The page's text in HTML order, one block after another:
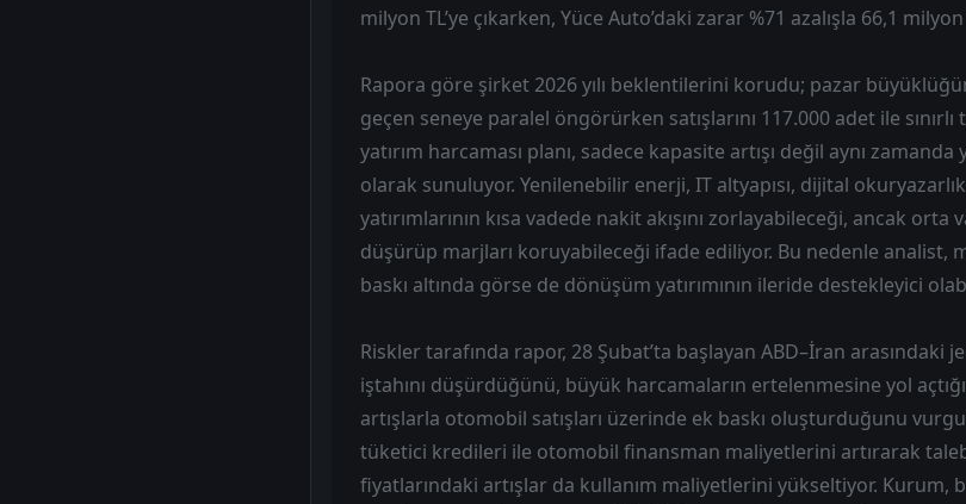
milyon TL’ye çıkarken, Yüce Auto’daki zarar %71 azalışla 66,1
Rapora göre şirket 2026 yılı beklentilerini korudu; pazar
geçen seneye paralel öngörürken satışlarını 117.000 adet ile
yatırım harcaması planı, sadece kapasite artışı değil aynı zamanda
olarak sunuluyor. Yenilenebilir enerji, IT altyapısı, dijital
yatırımlarının kısa vadede nakit akışını zorlayabileceği, ancak
düşürüp marjları koruyabileceği ifade ediliyor. Bu nedenle analist,
baskı altında görse de dönüşüm yatırımının ileride destekleyici
Riskler tarafında rapor, 28 Şubat’ta başlayan ABD–İran arasındaki
iştahını düşürdüğünü, büyük harcamaların ertelenmesine yol
artışlarla otomobil satışları üzerinde ek baskı oluşturduğunu
tüketici kredileri ile otomobil finansman maliyetlerini artırarak
fiyatlarındaki artışlar da kullanım maliyetlerini yükseltiyor. Kurum,